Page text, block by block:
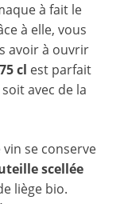
à fait le
à elle, vous
avoir à ouvrir
cl est parfait
avec de la
se conserve
scellée
liège bio.